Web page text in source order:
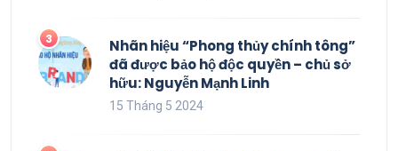
Nhãn hiệu “Phong thủy chính tông”
đã được bảo hộ độc quyền – chủ sở
hữu: Nguyễn Mạnh Linh
15 Tháng 5 2024